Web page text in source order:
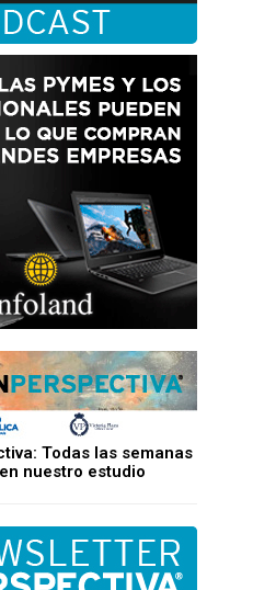
Todas las semanas
nuestro estudio